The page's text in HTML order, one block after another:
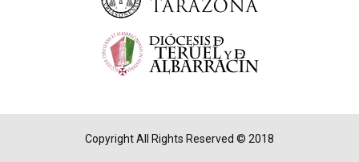
Copyright All Rights Reserved © 2018